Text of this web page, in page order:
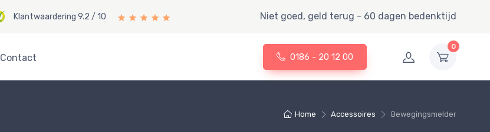
Klantwaardering 9.2 / 10 Niet goed, geld terug - 60 dagen bedenktijd
0
Contact 0186 - 20 12 00
Home Accessoires Bewegingsmelder